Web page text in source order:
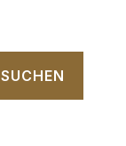
SUCHEN